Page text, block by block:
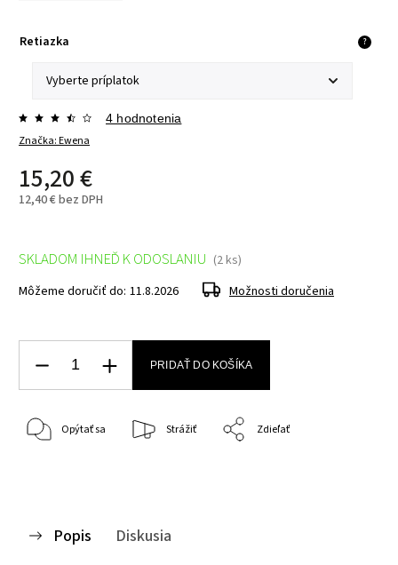
Retiazka ?
Značka:Ewena
4 hodnotenia
15,20 €
12,40 €bez DPH
SKLADOM IHNEĎ K ODOSLANIU (2 ks)
Môžeme doručiť do: 11.8.2026 Možnosti doručenia
PRIDAŤ DO KOŠÍKA
Opýtať sa Strážiť Zdieľať
Popis Diskusia